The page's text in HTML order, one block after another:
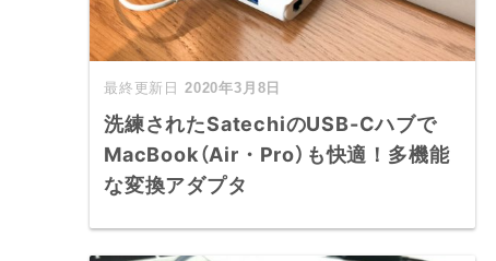
2020年3月8日
洗練されたSatechiのUSB-Cハブで
MacBook（Air・Pro）も快適！多機能
な変換アダプタ